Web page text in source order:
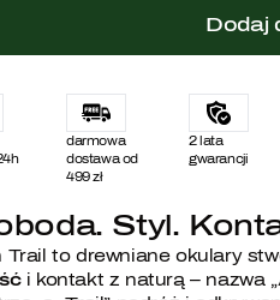
Dodaj
darmowa
dostawa od
499 zł
2 lata
gwarancji
Styl.
Trail to drewniane okulary
i kontakt z naturą – nazwa